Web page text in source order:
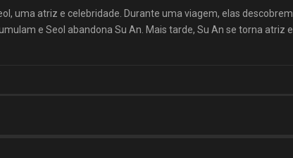
uma atriz e celebridade. Durante uma viagem, elas descobrem
e Seol abandona Su An. Mais tarde, Su An se torna atriz e